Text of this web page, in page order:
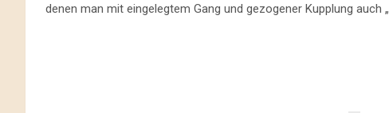
denen man mit eingelegtem Gang und gezogener Kupplung auch